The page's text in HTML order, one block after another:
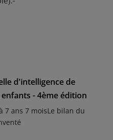
d'intelligence de
- 4ème édition
7 ans 7 moisLe bilan du